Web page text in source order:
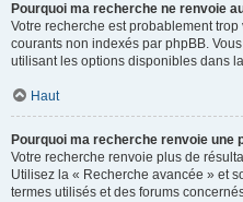
Pourquoi ma recherche ne renvoie
Votre recherche est probablement
courants non indexés par phpBB.
utilisant les options disponibles dans
Haut
Pourquoi ma recherche renvoie une
Votre recherche renvoie plus de
Utilisez la « Recherche avancée » et
termes utilisés et des forums